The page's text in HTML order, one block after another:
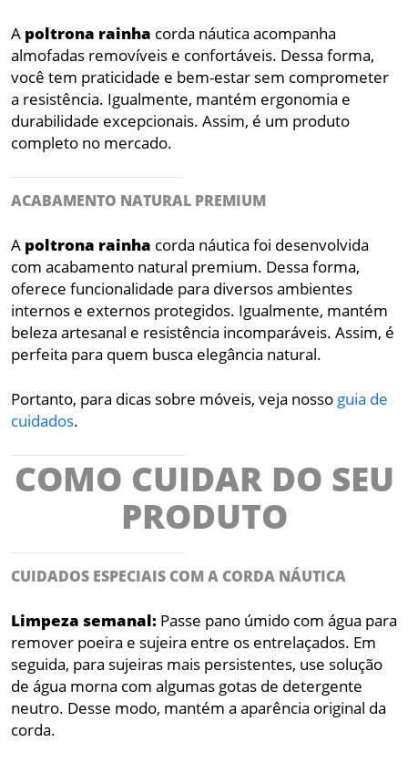
A poltrona rainha corda náutica acompanha
almofadas removíveis e confortáveis. Dessa forma,
você tem praticidade e bem-estar sem comprometer
a resistência. Igualmente, mantém ergonomia e
durabilidade excepcionais. Assim, é um produto
completo no mercado.
ACABAMENTO NATURAL PREMIUM
A poltrona rainha corda náutica foi desenvolvida
com acabamento natural premium. Dessa forma,
oferece funcionalidade para diversos ambientes
internos e externos protegidos. Igualmente, mantém
beleza artesanal e resistência incomparáveis. Assim, é
perfeita para quem busca elegância natural.
Portanto, para dicas sobre móveis, veja nosso guia de
cuidados.
COMO CUIDAR DO SEU
PRODUTO
CUIDADOS ESPECIAIS COM A CORDA NÁUTICA
Limpeza semanal: Passe pano úmido com água para
remover poeira e sujeira entre os entrelaçados. Em
seguida, para sujeiras mais persistentes, use solução
de água morna com algumas gotas de detergente
neutro. Desse modo, mantém a aparência original da
corda.